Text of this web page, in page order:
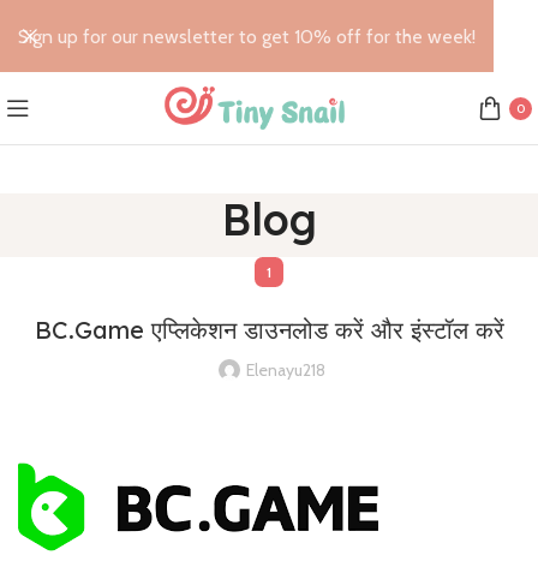
0
Blog
1
BC.Game एप्लिकेशन डाउनलोड करें और इंस्टॉल करें
Elenayu218
Sign up for our newsletter to get 10% off for the week!